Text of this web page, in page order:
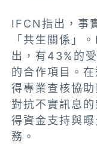
IFCN指出，事
「共生關係」
出，有43%的
的合作項目。
得專業查核協
對抗不實訊息
得資金支持與
務。